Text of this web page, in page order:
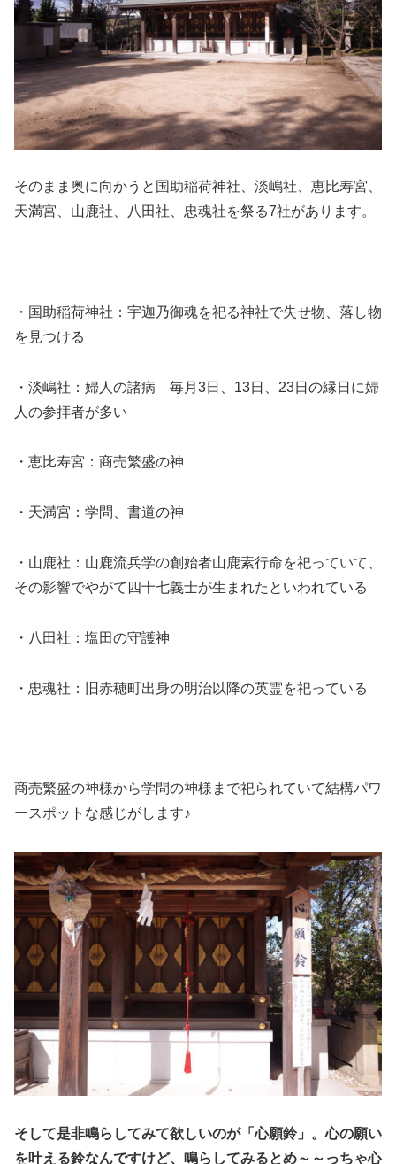
そのまま奥に向かうと国助稲荷神社、淡嶋社、恵比寿宮、
天満宮、山鹿社、八田社、忠魂社を祭る7社があります。
・国助稲荷神社：宇迦乃御魂を祀る神社で失せ物、落し物
を見つける
・淡嶋社：婦人の諸病 毎月3日、13日、23日の縁日に婦
人の参拝者が多い
・恵比寿宮：商売繁盛の神
・天満宮：学問、書道の神
・山鹿社：山鹿流兵学の創始者山鹿素行命を祀っていて、
その影響でやがて四十七義士が生まれたといわれている
・八田社：塩田の守護神
・忠魂社：旧赤穂町出身の明治以降の英霊を祀っている
商売繁盛の神様から学問の神様まで祀られていて結構パワ
ースポットな感じがします♪
そして是非鳴らしてみて欲しいのが「心願鈴」。心の願い
を叶える鈴なんですけど、鳴らしてみるとめ～～っちゃ心